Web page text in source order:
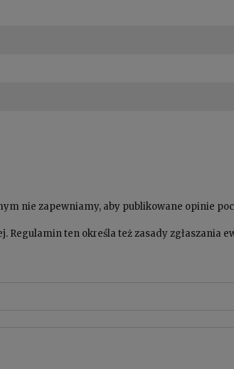
nie zapewniamy, aby publikowane opinie
Regulamin ten określa też zasady zgłaszania